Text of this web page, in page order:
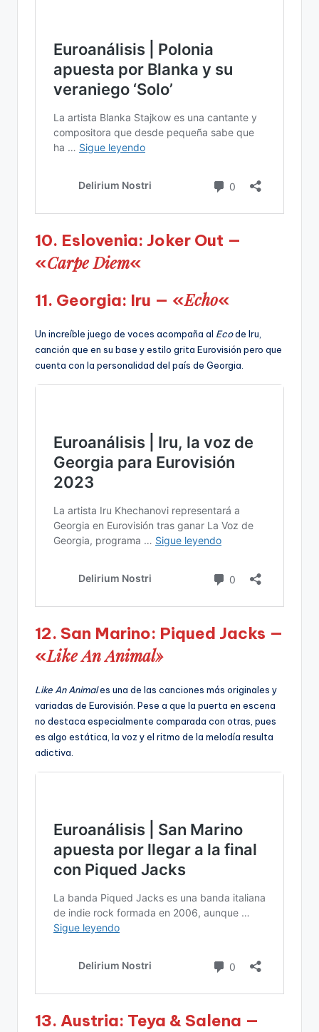
10. Eslovenia: Joker Out —
«Carpe Diem«
11. Georgia: Iru — «Echo«
Un increíble juego de voces acompaña al Ecode Iru,
canción que en su base y estilo grita Eurovisión pero que
cuenta con la personalidad del país de Georgia.
12. San Marino: Piqued Jacks —
«Like An Animal»
Like An Animales una de las canciones más originales y
variadas de Eurovisión. Pese a que la puerta en escena
no destaca especialmente comparada con otras, pues
es algo estática, la voz y el ritmo de la melodía resulta
adictiva.
13. Austria: Teya & Salena —